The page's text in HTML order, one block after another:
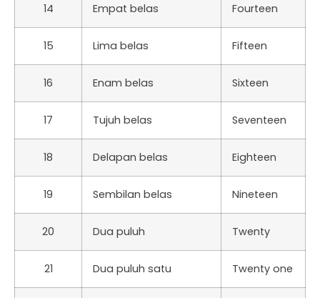
14 Empat belas Fourteen
15 Lima belas Fifteen
16 Enam belas Sixteen
17 Tujuh belas Seventeen
18 Delapan belas Eighteen
19 Sembilan belas Nineteen
20 Dua puluh Twenty
21 Dua puluh satu Twenty one